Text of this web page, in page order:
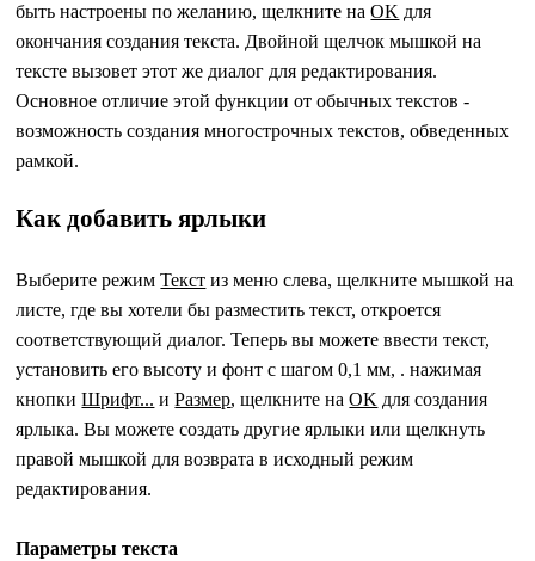
быть настроены по желанию, щелкните наOK для
окончания создания текста. Двойной щелчок мышкой на
тексте вызовет этот же диалог для редактирования.
Основное отличие этой функции от обычных текстов -
возможность создания многострочных текстов, обведенных
рамкой.
Как добавить ярлыки
Выберите режимТекст из меню слева, щелкните мышкой на
листе, где вы хотели бы разместить текст, откроется
соответствующий диалог. Теперь вы можете ввести текст,
установить его высоту и фонт с шагом 0,1 мм, . нажимая
кнопкиШрифт... иРазмер, щелкните наOK для создания
ярлыка. Вы можете создать другие ярлыки или щелкнуть
правой мышкой для возврата в исходный режим
редактирования.
Параметры текста